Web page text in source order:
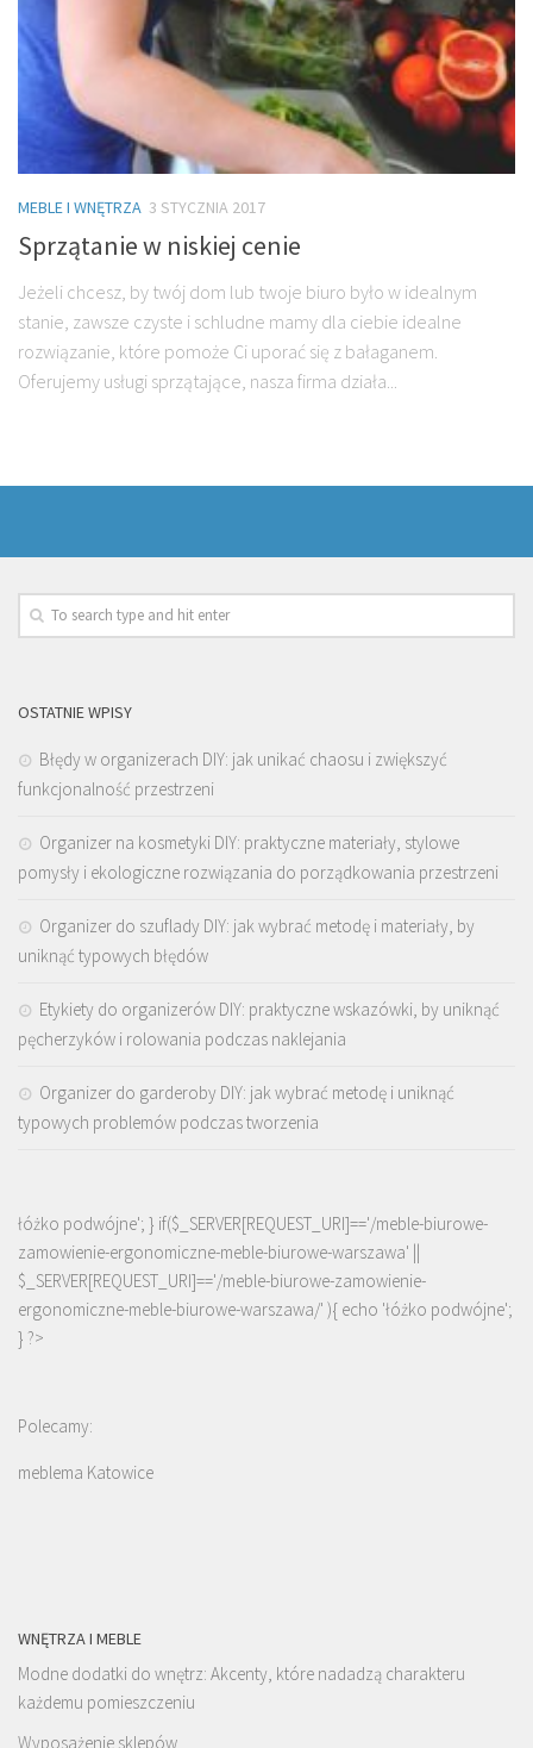
MEBLE I WNĘTRZA 3 STYCZNIA 2017
Sprzątanie w niskiej cenie
Jeżeli chcesz, by twój dom lub twoje biuro było w idealnym
stanie, zawsze czyste i schludne mamy dla ciebie idealne
rozwiązanie, które pomoże Ci uporać się z bałaganem.
Oferujemy usługi sprzątające, nasza firma działa...
OSTATNIE WPISY
Błędy w organizerach DIY: jak unikać chaosu i zwiększyć
funkcjonalność przestrzeni
Organizer na kosmetyki DIY: praktyczne materiały, stylowe
pomysły i ekologiczne rozwiązania do porządkowania przestrzeni
Organizer do szuflady DIY: jak wybrać metodę i materiały, by
uniknąć typowych błędów
Etykiety do organizerów DIY: praktyczne wskazówki, by uniknąć
pęcherzyków i rolowania podczas naklejania
Organizer do garderoby DIY: jak wybrać metodę i uniknąć
typowych problemów podczas tworzenia
łóżko podwójne'; } if($_SERVER[REQUEST_URI]=='/meble-biurowe-
zamowienie-ergonomiczne-meble-biurowe-warszawa' ||
$_SERVER[REQUEST_URI]=='/meble-biurowe-zamowienie-
ergonomiczne-meble-biurowe-warszawa/' ){ echo 'łóżko podwójne';
} ?>
Polecamy:
meblema Katowice
WNĘTRZA I MEBLE
Modne dodatki do wnętrz: Akcenty, które nadadzą charakteru
każdemu pomieszczeniu
Wyposażenie sklepów